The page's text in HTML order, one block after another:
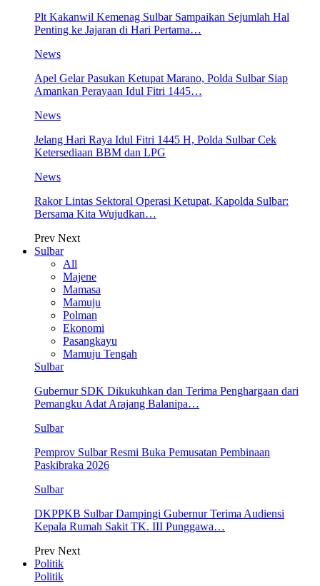
Plt Kakanwil Kemenag Sulbar Sampaikan Sejumlah Hal
Penting ke Jajaran di Hari Pertama…
News
Apel Gelar Pasukan Ketupat Marano, Polda Sulbar Siap
Amankan Perayaan Idul Fitri 1445…
News
Jelang Hari Raya Idul Fitri 1445 H, Polda Sulbar Cek
Ketersediaan BBM dan LPG
News
Rakor Lintas Sektoral Operasi Ketupat, Kapolda Sulbar:
Bersama Kita Wujudkan…
Prev Next
Sulbar
All
Majene
Mamasa
Mamuju
Polman
Ekonomi
Pasangkayu
Mamuju Tengah
Sulbar
Gubernur SDK Dikukuhkan dan Terima Penghargaan dari
Pemangku Adat Arajang Balanipa…
Sulbar
Pemprov Sulbar Resmi Buka Pemusatan Pembinaan
Paskibraka 2026
Sulbar
DKPPKB Sulbar Dampingi Gubernur Terima Audiensi
Kepala Rumah Sakit TK. III Punggawa…
Prev Next
Politik
Politik